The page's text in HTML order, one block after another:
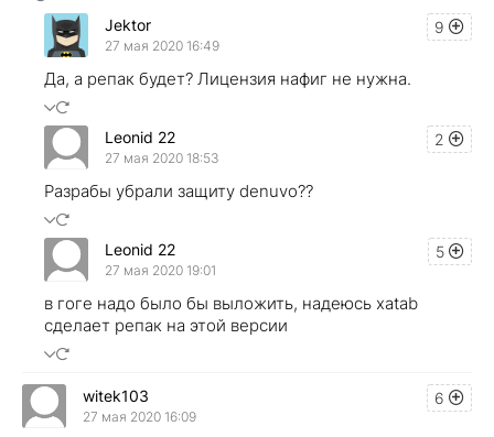
9
Jektor
27 мая 2020 16:49
Да, а репак будет? Лицензия нафиг не нужна.
2
Leonid 22
27 мая 2020 18:53
Разрабы убрали защиту denuvo??
5
Leonid 22
27 мая 2020 19:01
в гоге надо было бы выложить, надеюсь xatab
сделает репак на этой версии
6
witek103
27 мая 2020 16:09